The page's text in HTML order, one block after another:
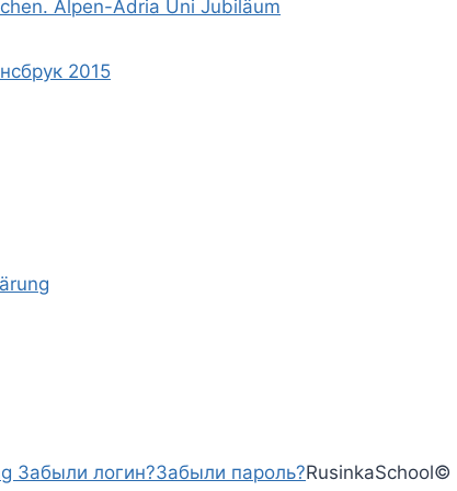
Alpen-Adria Uni Jubiläum
2015
Забыли логин?Забыли пароль?RusinkaSchool©